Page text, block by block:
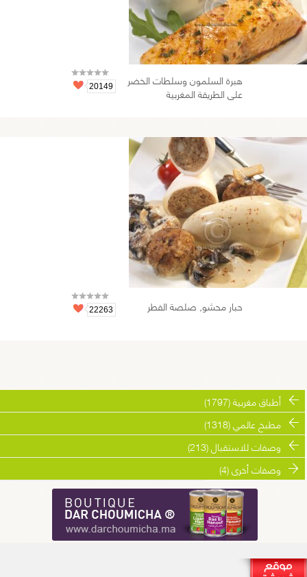
هبرة السلمون وسلطات الخضر
على الطريقة المغربية 20149
حبار محشو, صلصة الفطر 22263
أطباق مغربية (1797)
مطبخ عالمي (1318)
وصفات للاستقبال (213)
وصفات أخرى (4)